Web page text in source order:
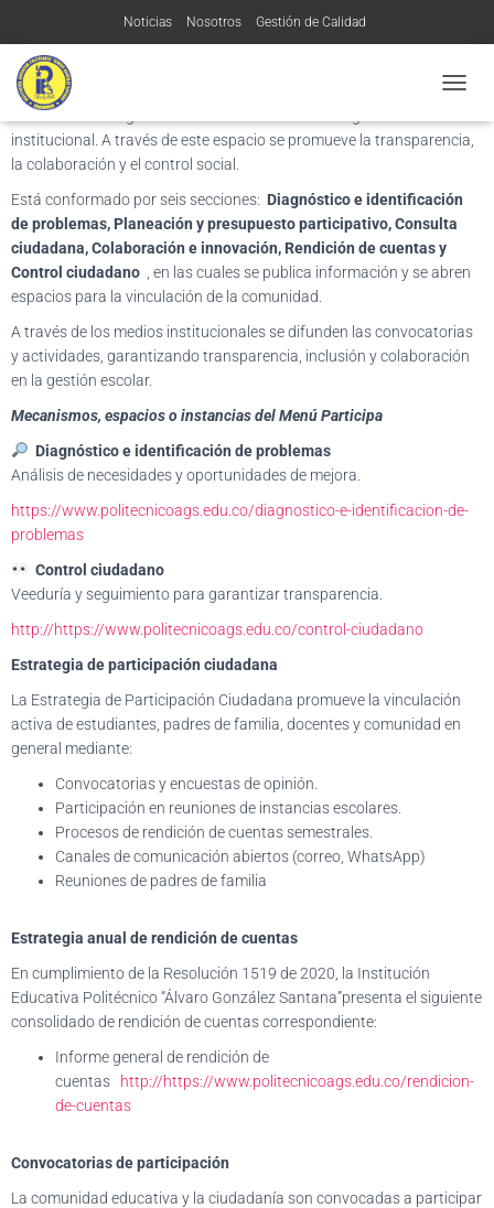
Noticias Nosotros Gestión de Calidad
Transparencia y acceso a la información pública
A
M
A
R
O
D
E
I
El Menú Participa es el espacio de la Institución Educativa Politécnico
“Álvaro González Santana”que permite a la comunidad educativa y a
la ciudadanía en general conocer e intervenir en la gestión
institucional. A través de este espacio se promueve la transparencia,
la colaboración y el control social.
Está conformado por seis secciones: Diagnóstico e identificación
de problemas, Planeación y presupuesto participativo, Consulta
ciudadana, Colaboración e innovación, Rendición de cuentas y
Control ciudadano
, en las cuales se publica información y se abren
espacios para la vinculación de la comunidad.
A través de los medios institucionales se difunden las convocatorias
y actividades, garantizando transparencia, inclusión y colaboración
en la gestión escolar.
Mecanismos, espacios o instancias del Menú Participa
Diagnóstico e identificación de problemas
Análisis de necesidades y oportunidades de mejora.
https://www.politecnicoags.edu.co/diagnostico-e-identificacion-de-
problemas
Control ciudadano
Veeduría y seguimiento para garantizar transparencia.
http://https://www.politecnicoags.edu.co/control-ciudadano
Estrategia de participación ciudadana
La Estrategia de Participación Ciudadana promueve la vinculación
activa de estudiantes, padres de familia, docentes y comunidad en
general mediante:
Convocatorias y encuestas de opinión.
Participación en reuniones de instancias escolares.
Procesos de rendición de cuentas semestrales.
Canales de comunicación abiertos (correo, WhatsApp)
Reuniones de padres de familia
Estrategia anual de rendición de cuentas
En cumplimiento de la Resolución 1519 de 2020, la Institución
Educativa Politécnico “Álvaro González Santana”presenta el siguiente
consolidado de rendición de cuentas correspondiente:
Informe general de rendición de
cuentas http://https://www.politecnicoags.edu.co/rendicion-
de-cuentas
Convocatorias de participación
La comunidad educativa y la ciudadanía son convocadas a participar